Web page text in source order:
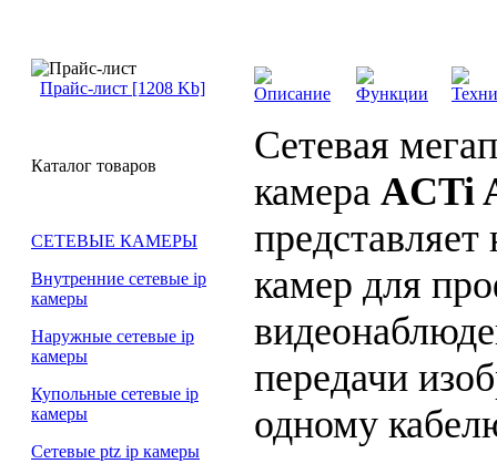
Прайс-лист [1208 Kb]
Каталог товаров
СЕТЕВЫЕ КАМЕРЫ
Внутренние сетевые ip
камеры
Наружные сетевые ip
камеры
Купольные сетевые ip
камеры
Сетевые ptz ip камеры
Описание Функции
Сетевая
камера ACTi
камер для
передачи
одному